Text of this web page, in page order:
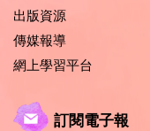
出版資源
傳媒報導
網上學習平台
訂閱電子報